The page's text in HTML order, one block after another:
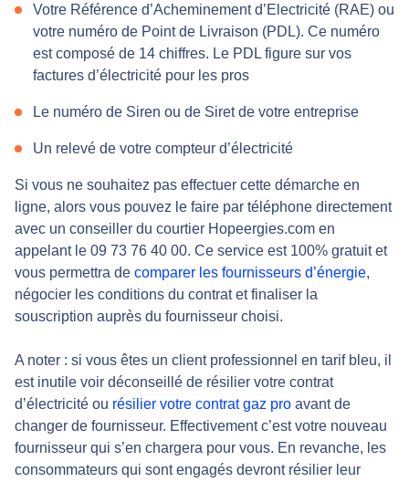
Votre Référence d’Acheminement d’Electricité (RAE) ou
votre numéro de Point de Livraison (PDL). Ce numéro
est composé de 14 chiffres. Le PDL figure sur vos
factures d’électricité pour les pros
Le numéro de Siren ou de Siret de votre entreprise
Un relevé de votre compteur d’électricité
Si vous ne souhaitez pas effectuer cette démarche en
ligne, alors vous pouvez le faire par téléphone directement
avec un conseiller du courtier Hopeergies.com en
appelant le 09 73 76 40 00. Ce service est 100% gratuit et
vous permettra de comparer les fournisseurs d’énergie,
négocier les conditions du contrat et finaliser la
souscription auprès du fournisseur choisi.
A noter : si vous êtes un client professionnel en tarif bleu, il
est inutile voir déconseillé de résilier votre contrat
d’électricité ou résilier votre contrat gaz pro avant de
changer de fournisseur. Effectivement c’est votre nouveau
fournisseur qui s’en chargera pour vous. En revanche, les
consommateurs qui sont engagés devront résilier leur